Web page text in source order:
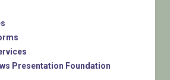
Presentation Foundation